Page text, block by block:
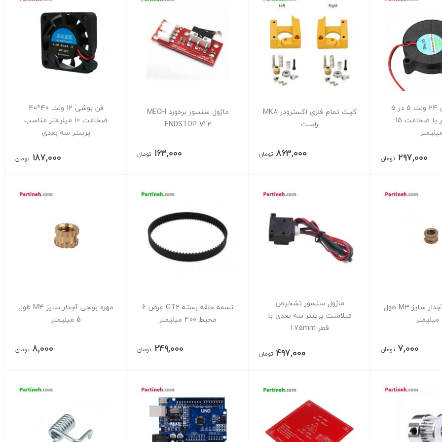
فن حلزونی 24 ولت 5 در 5
سانتیمتر با ضخامت 15
297,000 تومان
کیت تمام فلزی اکسترودر MK8
راست
863,000 تومان
ماژول سنسور برخورد MECH
ENDSTOP V1.2
163,000 تومان
فن بوشی 12 ولت 40*40
ضخامت 10 میلیمتر مناسب
پرینتر سه بعدی
187,000 تومان
مهره برنجی آجدار سایز M3 طول
7,000 تومان
ماژول سنسور تشخیص
فیلامنت پرینتر سه بعدی با
قطر 1.75mm
497,000 تومان
تسمه حلقه بسته GT2 عرض 6
محیط 400 میلیمتر
249,000 تومان
مهره برنجی آجدار سایز M4 طول
5 میلیمتر
8,000 تومان